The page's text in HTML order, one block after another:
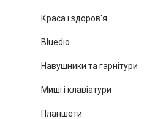
Краса і здоров'я
Bluedio
Навушники та гарнітури
Миші і клавіатури
Планшети